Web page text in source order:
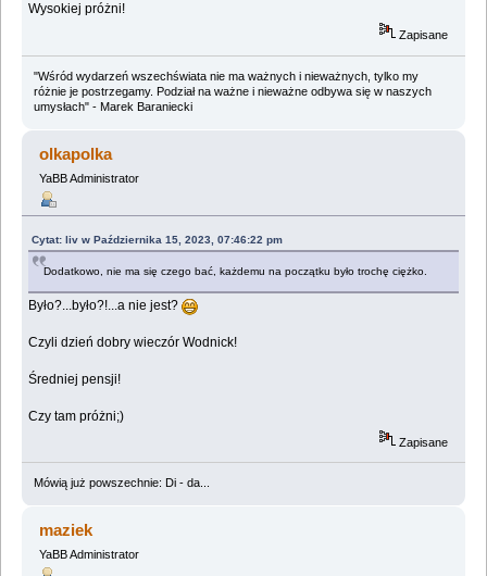
Wysokiej próżni!
Zapisane
"Wśród wydarzeń wszechświata nie ma ważnych i nieważnych, tylko my
różnie je postrzegamy. Podział na ważne i nieważne odbywa się w naszych
umysłach" - Marek Baraniecki
olkapolka
YaBB Administrator
Cytat: liv w Października 15, 2023, 07:46:22 pm
Dodatkowo, nie ma się czego bać, każdemu na początku było trochę ciężko.
Było?...było?!...a nie jest?
Czyli dzień dobry wieczór Wodnick!
Średniej pensji!
Czy tam próżni;)
Zapisane
Mówią już powszechnie: Di - da...
maziek
YaBB Administrator